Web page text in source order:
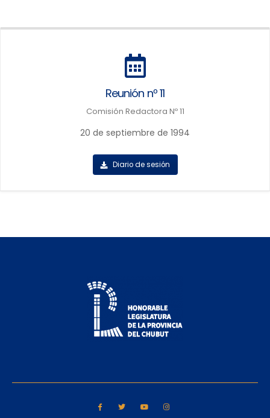
Reunión nº 11
Comisión Redactora Nº 11
20 de septiembre de 1994
Diario de sesión